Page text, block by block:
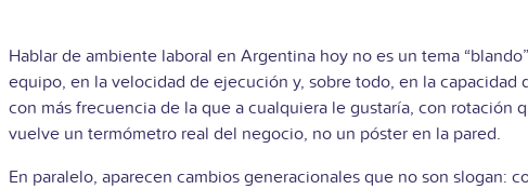
Hablar de ambiente laboral en Argentina hoy no es un tema
equipo, en la velocidad de ejecución y, sobre todo, en la
con más frecuencia de la que a cualquiera le gustaría, con
vuelve un termómetro real del negocio, no un póster en la pared.
En paralelo, aparecen cambios generacionales que no son slogan: